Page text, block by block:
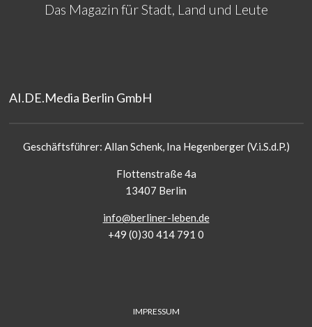
Das Magazin für Stadt, Land und Leute
AI.DE.Media Berlin GmbH
Geschäftsführer: Allan Schenk, Ina Hegenberger (V.i.S.d.P.)
Flottenstraße 4a
13407 Berlin
info@berliner-leben.de
+49 (0)30 414 791 0
IMPRESSUM